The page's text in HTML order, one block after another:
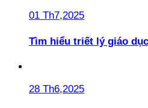
01 Th7,2025
Tìm hiểu triết lý giáo
28 Th6,2025